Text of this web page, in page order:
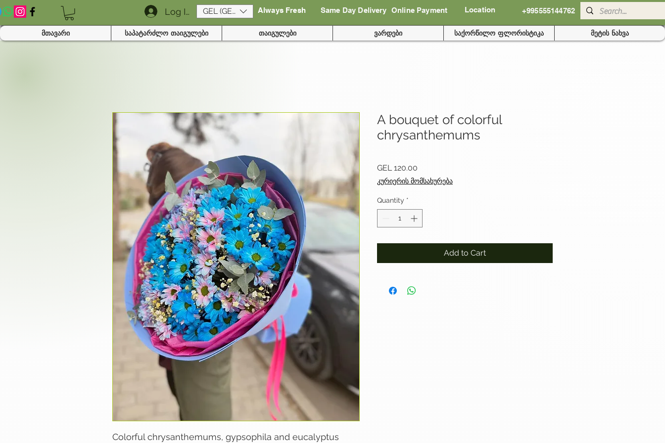
Log In GEL (GEL) Always Fresh Same Day Delivery Online Payment Location +995555144762
მთავარი საპატარძლო თაიგულები თაიგულები ვარდები საქორწილო ფლორისტიკა მეტის ნახვა
Colorful chrysanthemums, gypsophila and eucalyptus
A bouquet of colorful
chrysanthemums
GEL 120.00
კურიერის მომსახურება
Quantity *
Add to Cart